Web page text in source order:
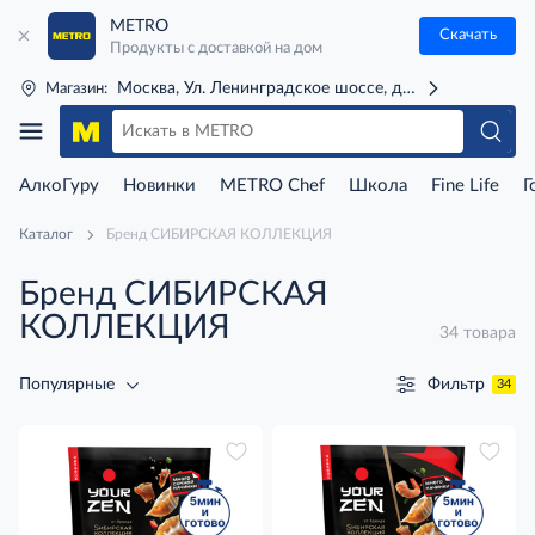
METRO
Продукты с доставкой на дом
Скачать
Магазин: Москва, Ул. Ленинградское шоссе, д. 71Г (м. Речной
АлкоГуру Новинки METRO Chef Школа Fine Life
Каталог Бренд СИБИРСКАЯ КОЛЛЕКЦИЯ
Бренд СИБИРСКАЯ
КОЛЛЕКЦИЯ
34 товара
Популярные Фильтр 34